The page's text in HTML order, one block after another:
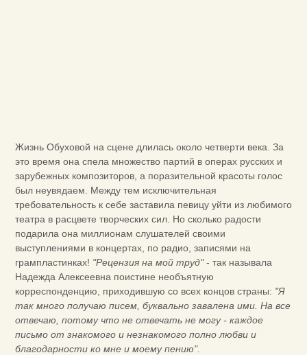
Жизнь Обуховой на сцене длилась около четверти века. За
это время она спела множество партий в операх русских и
зарубежных композиторов, а поразительной красоты голос
был неувядаем. Между тем исключительная
требовательность к себе заставила певицу уйти из любимого
театра в расцвете творческих сил. Но сколько радости
подарила она миллионам слушателей своими
выступлениями в концертах, по радио, записями на
грампластинках! "Рецензия на мой труд"- так называла
Надежда Алексеевна поистине необъятную
корреспонденцию, приходившую со всех концов страны: "Я
так много получаю писем, буквально завалена ими. На все
отвечаю, потому что не отвечать не могу - каждое
письмо от знакомого и незнакомого полно любви и
благодарности ко мне и моему пению".